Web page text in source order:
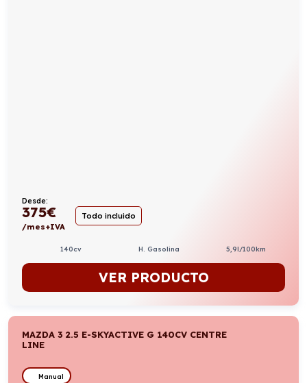
Desde:
375€
/mes+IVA
Todo incluido
140cv H. Gasolina 5,9l/100km
VER PRODUCTO
MAZDA 3 2.5 E-SKYACTIVE G 140CV CENTRE
LINE
Manual